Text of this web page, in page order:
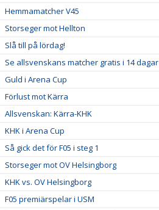
Hemmamatcher V45
Storseger mot Hellton
Slå till på lördag!
Se allsvenskans matcher gratis i 14 dagar
Guld i Arena Cup
Förlust mot Kärra
Allsvenskan: Kärra-KHK
KHK i Arena Cup
Så gick det för F05 i steg 1
Storseger mot OV Helsingborg
KHK vs. OV Helsingborg
F05 premiärspelar i USM